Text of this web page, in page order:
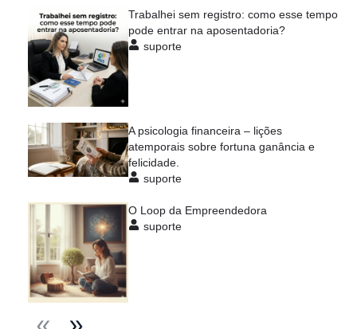
Trabalhei sem registro: como esse tempo
pode entrar na aposentadoria?
suporte
A psicologia financeira – lições
atemporais sobre fortuna ganância e
felicidade.
suporte
O Loop da Empreendedora
suporte